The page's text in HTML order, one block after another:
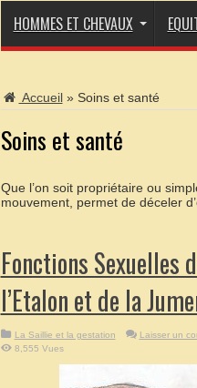
HOMMES ET CHEVAUX
Accueil » Soins et santé
Soins et santé
Que l’on soit propriétaire ou
mouvement, permet de déceler
Fonctions Sexuelles
l’Etalon et de la
La Saillie et la gestation
Laisser un
8,555 Vues